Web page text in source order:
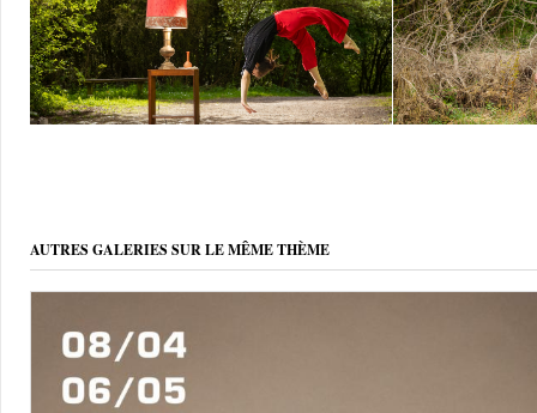
AUTRES GALERIES SUR LE MÊME THÈME